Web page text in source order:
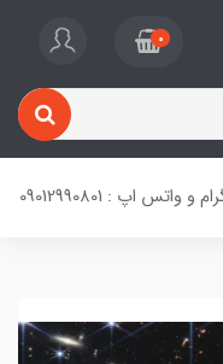
0
واتس اپ : 09012990801